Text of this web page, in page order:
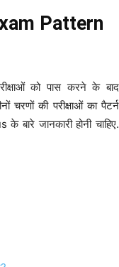
Pattern
को पास करने के बाद
चरणों की परीक्षाओं का पैटर्न
जानकारी होनी चाहिए.